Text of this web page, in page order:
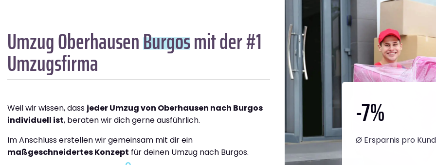
Umzug OberhausenBurgosmit der #1
Umzugsfirma
Weil wir wissen, dass jeder Umzug von Oberhausen nach Burgos
individuell ist, beraten wir dich gerne ausführlich.
Im Anschluss erstellen wir gemeinsam mit dir ein
maßgeschneidertes Konzept für deinen Umzug nach Burgos.
-7%
Ø Ersparnis pro